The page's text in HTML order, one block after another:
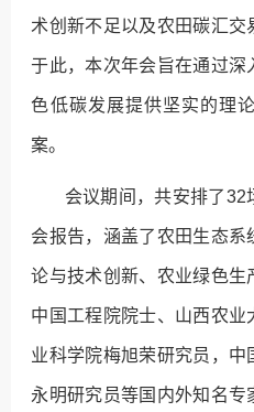
术创新不足以及农田碳汇
于此，本次年会旨在通过
色低碳发展提供坚实的理
案。
会议期间，共安排了32
会报告，涵盖了农田生态
论与技术创新、农业绿色生
中国工程院院士、山西农
业科学院梅旭荣研究员，
永明研究员等国内外知名